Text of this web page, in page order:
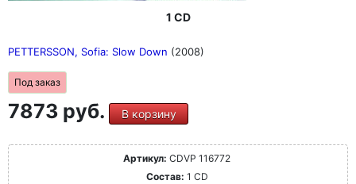
1 CD
PETTERSSON, Sofia: Slow Down (2008)
Под заказ
7873 руб. В корзину
Артикул: CDVP 116772
Состав: 1 CD